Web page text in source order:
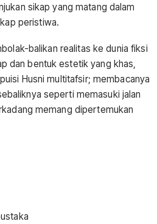
sikap yang matang dalam
peristiwa.
balikan realitas ke dunia fiksi
dan bentuk estetik yang khas,
Husni multitafsir; membacanya
seperti memasuki jalan
memang dipertemukan